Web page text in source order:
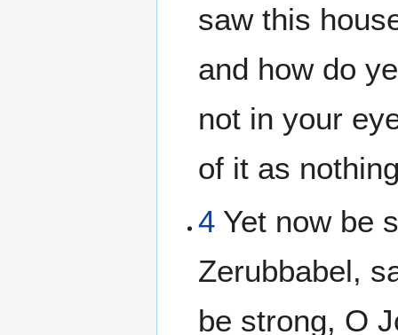
saw this
and how do
not in your
of it as
4 Yet now be
Zerubbabel,
be strong, O